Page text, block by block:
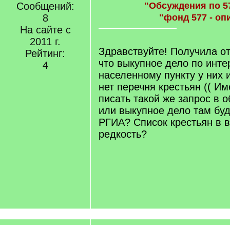
Сообщений:
8
На сайте с
2011 г.
Рейтинг:
4
"Обсуждения по
"фонд 577 -
Здравствуйте! Получила
что выкупное дело по
населенному пункту у них
нет перечня крестьян ((
писать такой же запрос в
или выкупное дело там
РГИА? Список крестьян в
редкость?